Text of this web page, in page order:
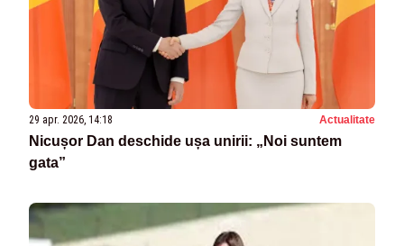
29 apr. 2026, 14:18 Actualitate
Nicușor Dan deschide ușa unirii: „Noi suntem
gata”